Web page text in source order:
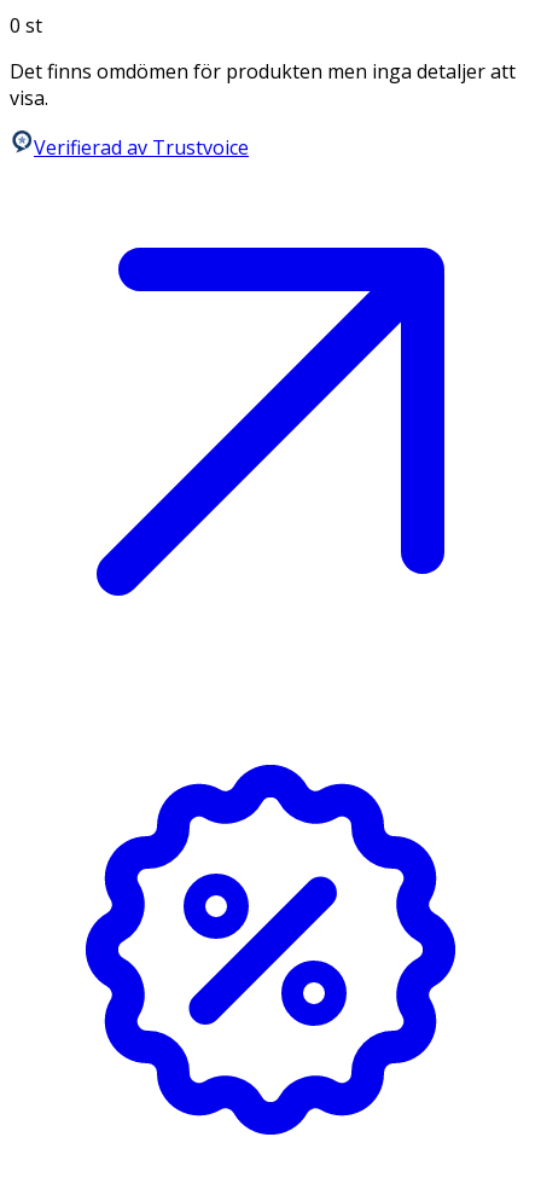
0 st
Det finns omdömen för produkten men inga detaljer att
visa.
Verifierad av Trustvoice